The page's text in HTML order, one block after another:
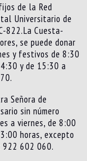
de la Red
Universitario de
822.La Cuesta-
se puede donar
y festivos de 8:30
y de 15:30 a
Señora de
sin número
a viernes, de 8:00
horas, excepto
922 602 060.